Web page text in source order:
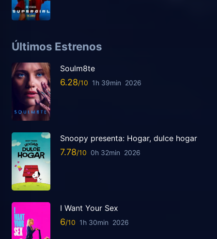
Últimos Estrenos
Soulm8te
6.28 1h 39min 2026
Snoopy presenta: Hogar, dulce hogar
7.78 0h 32min 2026
I Want Your Sex
6 1h 30min 2026